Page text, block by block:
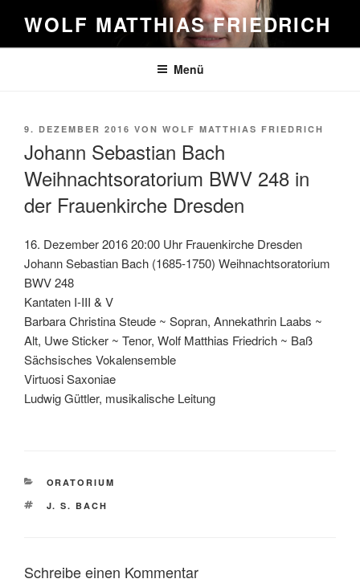
Inhalt
springen
WOLF MATTHIAS FRIEDRICH
Menü
VERÖFFENTLICHT
9. DEZEMBER 2016 VON WOLF MATTHIAS FRIEDRICH
Johann Sebastian Bach
Weihnachtsoratorium BWV 248 in
der Frauenkirche Dresden
16. Dezember 2016 20:00 Uhr Frauenkirche Dresden
Johann Sebastian Bach (1685-1750) Weihnachtsoratorium
BWV 248
Kantaten I-III & V
Barbara Christina Steude ~ Sopran, Annekathrin Laabs ~
Alt, Uwe Sticker ~ Tenor, Wolf Matthias Friedrich ~ Baß
Sächsisches Vokalensemble
Virtuosi Saxoniae
Ludwig Güttler, musikalische Leitung
KATEGORIEN
ORATORIUM
SCHLAGWÖRTER
J. S. BACH
Schreibe einen Kommentar